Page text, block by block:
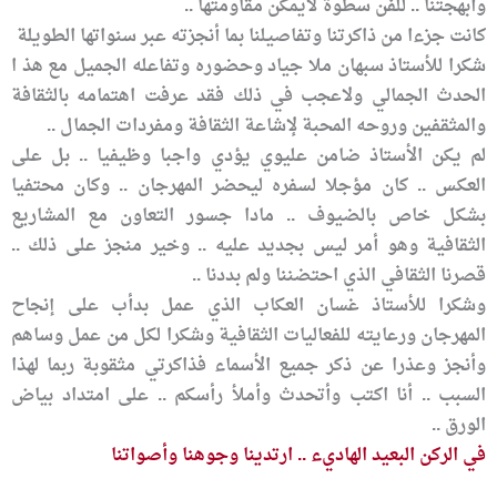
كانت جزءا من ذاكرتنا وتفاصيلنا بما أنجزته عبر سنواتها الطويلة
شكرا للأستاذ سبهان ملا جياد وحضوره وتفاعله الجميل مع هذ ا
الحدث الجمالي ولاعجب في ذلك فقد عرفت اهتمامه بالثقافة
والمثقفين وروحه المحبة لإشاعة الثقافة ومفردات الجمال ..
لم يكن الأستاذ ضامن عليوي يؤدي واجبا وظيفيا .. بل على
العكس .. كان مؤجلا لسفره ليحضر المهرجان .. وكان محتفيا
بشكل خاص بالضيوف .. مادا جسور التعاون مع المشاريع
الثقافية وهو أمر ليس بجديد عليه .. وخير منجز على ذلك ..
قصرنا الثقافي الذي احتضننا ولم بددنا ..
وشكرا للأستاذ غسان العكاب الذي عمل بدأب على إنجاح
المهرجان ورعايته للفعاليات الثقافية وشكرا لكل من عمل وساهم
وأنجز وعذرا عن ذكر جميع الأسماء فذاكرتي مثقوبة ربما لهذا
السبب .. أنا اكتب وأتحدث وأملأ رأسكم .. على امتداد بياض
الورق ..
في الركن البعيد الهاديء .. ارتدينا وجوهنا وأصواتنا